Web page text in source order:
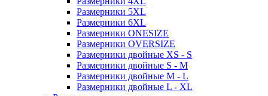
Размерники 5XL
Размерники 6XL
Размерники ONESIZE
Размерники OVERSIZE
Размерники двойные XS - S
Размерники двойные S - M
Размерники двойные M - L
Размерники двойные L - XL